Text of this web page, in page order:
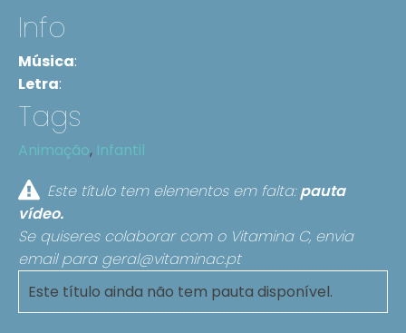
Info
Música:
Letra:
Tags
Animação, Infantil
Este título tem elementos em falta:pauta
vídeo.
Se quiseres colaborar com o Vitamina C, envia
email para geral@vitaminac.pt
Este título ainda não tem pauta disponível.